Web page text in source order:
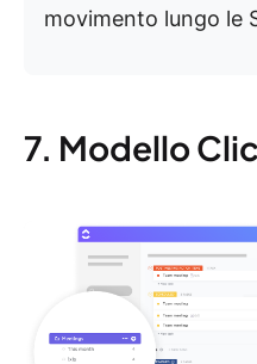
movimento lungo le
7. Modello